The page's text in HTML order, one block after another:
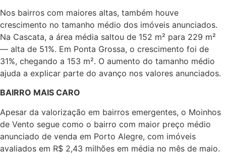
Nos bairros com maiores altas, também houve
crescimento no tamanho médio dos imóveis anunciados.
Na Cascata, a área média saltou de 152 m² para 229 m²
— alta de 51%. Em Ponta Grossa, o crescimento foi de
31%, chegando a 153 m². O aumento do tamanho médio
ajuda a explicar parte do avanço nos valores anunciados.
BAIRRO MAIS CARO
Apesar da valorização em bairros emergentes, o Moinhos
de Vento segue como o bairro com maior preço médio
anunciado de venda em Porto Alegre, com imóveis
avaliados em R$ 2,43 milhões em média no mês de maio.